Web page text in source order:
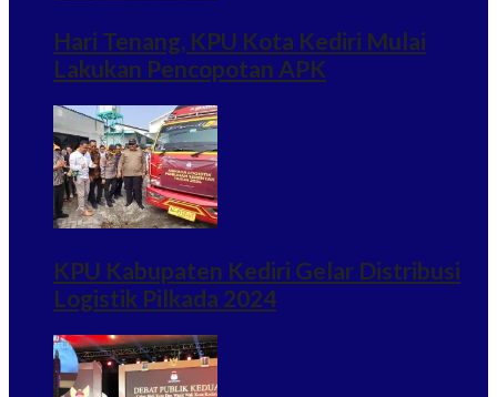
Hari Tenang, KPU Kota Kediri Mulai
Lakukan Pencopotan APK
KPU Kabupaten Kediri Gelar Distribusi
Logistik Pilkada 2024